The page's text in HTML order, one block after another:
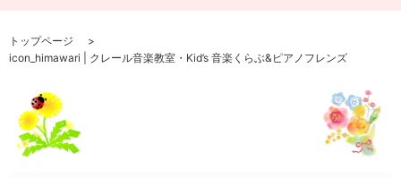
トップページ
icon_himawari | クレール音楽教室・Kid’s 音楽くらぶ&ピアノフレンズ